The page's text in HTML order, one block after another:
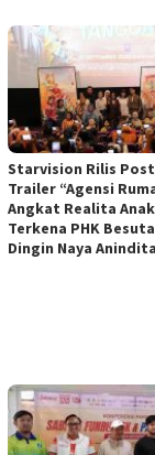
Starvision Rilis
Trailer “Agensi
Angkat Realita
Terkena PHK
Dingin Naya Anindita